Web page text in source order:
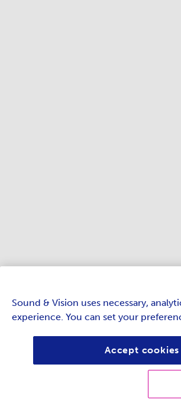
Sound & Vision uses necessary,
experience. You can set your
Accept cookies